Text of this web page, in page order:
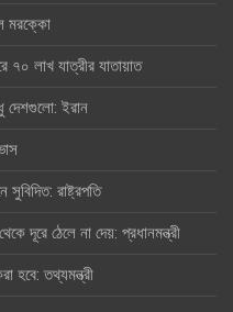
মরক্কো
৭০ লাখ যাত্রীর যাতায়াত
দেশগুলো: ইরান
সুবিদিত: রাষ্ট্রপতি
দূরে ঠেলে না দেয়: প্রধানমন্ত্রী
হবে: তথ্যমন্ত্রী